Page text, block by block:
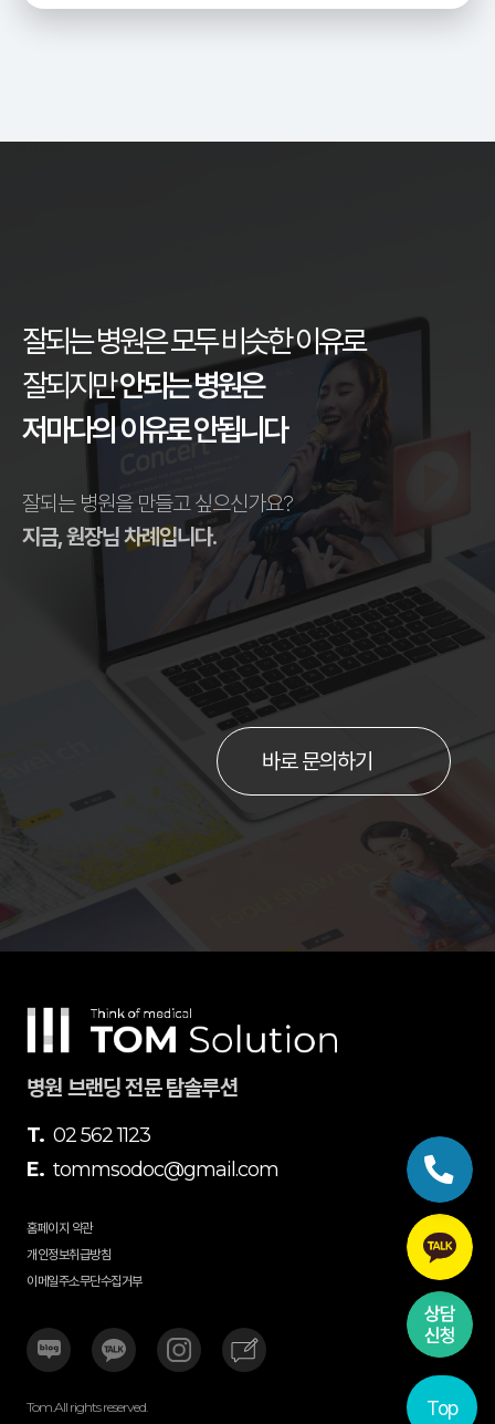
잘되는 병원은 모두 비슷한 이유로
잘되지만안되는 병원은
저마다의 이유로 안됩니다
잘되는 병원을 만들고 싶으신가요?
지금, 원장님 차례입니다.
바로 문의하기
Top
병원 브랜딩 전문 탐솔루션
T. 02 562 1123
E. tommsodoc@gmail.com
홈페이지 약관
개인정보취급방침
이메일주소무단수집거부
Tom.All rights reserved.